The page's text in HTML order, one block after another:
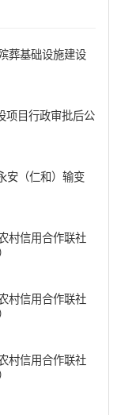
葬基础设施建设
项目行政审批后公
安（仁和）输变
村信用合作联社
村信用合作联社
村信用合作联社